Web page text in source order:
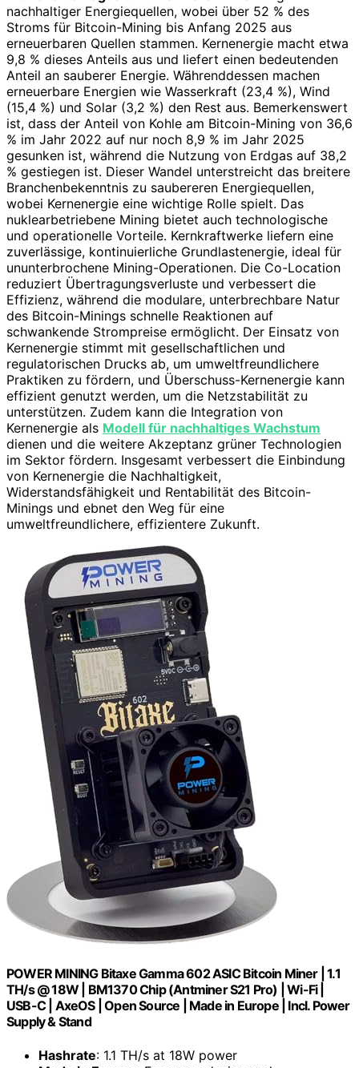
nachhaltiger Energiequellen, wobei über 52 % des
Stroms für Bitcoin-Mining bis Anfang 2025 aus
erneuerbaren Quellen stammen. Kernenergie macht etwa
9,8 % dieses Anteils aus und liefert einen bedeutenden
Anteil an sauberer Energie. Währenddessen machen
erneuerbare Energien wie Wasserkraft (23,4 %), Wind
(15,4 %) und Solar (3,2 %) den Rest aus. Bemerkenswert
ist, dass der Anteil von Kohle am Bitcoin-Mining von 36,6
% im Jahr 2022 auf nur noch 8,9 % im Jahr 2025
gesunken ist, während die Nutzung von Erdgas auf 38,2
% gestiegen ist. Dieser Wandel unterstreicht das breitere
Branchenbekenntnis zu saubereren Energiequellen,
wobei Kernenergie eine wichtige Rolle spielt. Das
nuklearbetriebene Mining bietet auch technologische
und operationelle Vorteile. Kernkraftwerke liefern eine
zuverlässige, kontinuierliche Grundlastenergie, ideal für
ununterbrochene Mining-Operationen. Die Co-Location
reduziert Übertragungsverluste und verbessert die
Effizienz, während die modulare, unterbrechbare Natur
des Bitcoin-Minings schnelle Reaktionen auf
schwankende Strompreise ermöglicht. Der Einsatz von
Kernenergie stimmt mit gesellschaftlichen und
regulatorischen Drucks ab, um umweltfreundlichere
Praktiken zu fördern, und Überschuss-Kernenergie kann
effizient genutzt werden, um die Netzstabilität zu
unterstützen. Zudem kann die Integration von
Kernenergie als Modell für nachhaltiges Wachstum
dienen und die weitere Akzeptanz grüner Technologien
im Sektor fördern. Insgesamt verbessert die Einbindung
von Kernenergie die Nachhaltigkeit,
Widerstandsfähigkeit und Rentabilität des Bitcoin-
Minings und ebnet den Weg für eine
umweltfreundlichere, effizientere Zukunft.
POWER MINING Bitaxe Gamma 602 ASIC Bitcoin Miner | 1.1
TH/s @ 18W | BM1370 Chip (Antminer S21 Pro) | Wi-Fi |
USB-C | AxeOS | Open Source | Made in Europe | Incl. Power
Supply & Stand
Hashrate: 1.1 TH/s at 18W power